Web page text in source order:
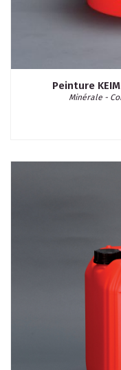
Peinture
Minérale -